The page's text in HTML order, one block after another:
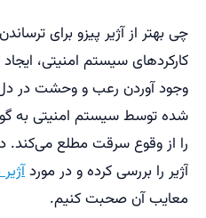
چی بهتر از آژیر پیزو برای
کارکردهای سیستم امنیتی،
وجود آوردن رعب و وحشت در
شده توسط سیستم امنیتی به
را از وقوع سرقت مطلع می‌کند.
آژیر را بررسی کرده و در مورد
معایب آن صحبت کنیم.